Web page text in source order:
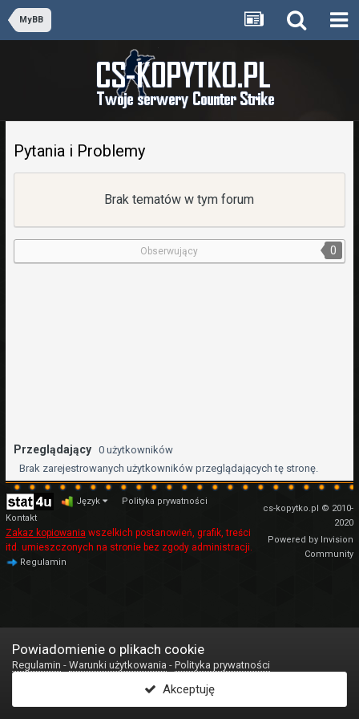
MyBB
Pytania i Problemy
Brak tematów w tym forum
Obserwujący 0
Przeglądający 0 użytkowników
Brak zarejestrowanych użytkowników przeglądających tę stronę.
Język
Polityka prywatności
Kontakt
Zakaz kopiowania wszelkich postanowień, grafik, treści
itd. umieszczonych na stronie bez zgody administracji.
Regulamin
cs-kopytko.pl © 2010-
2020
Powered by Invision
Community
Powiadomienie o plikach cookie
Regulamin - Warunki użytkowania - Polityka prywatności
Akceptuję